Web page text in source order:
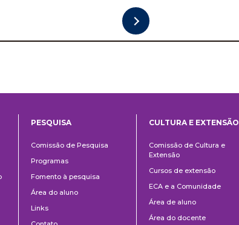
PESQUISA
Comissão de Pesquisa
Programas
Fomento à pesquisa
Área do aluno
Links
e
Extensão
CULTURA E EXTENSÃO
Comissão de Cultura e
Extensão
Cursos de extensão
ECA e a Comunidade
Área de aluno
Área do docente